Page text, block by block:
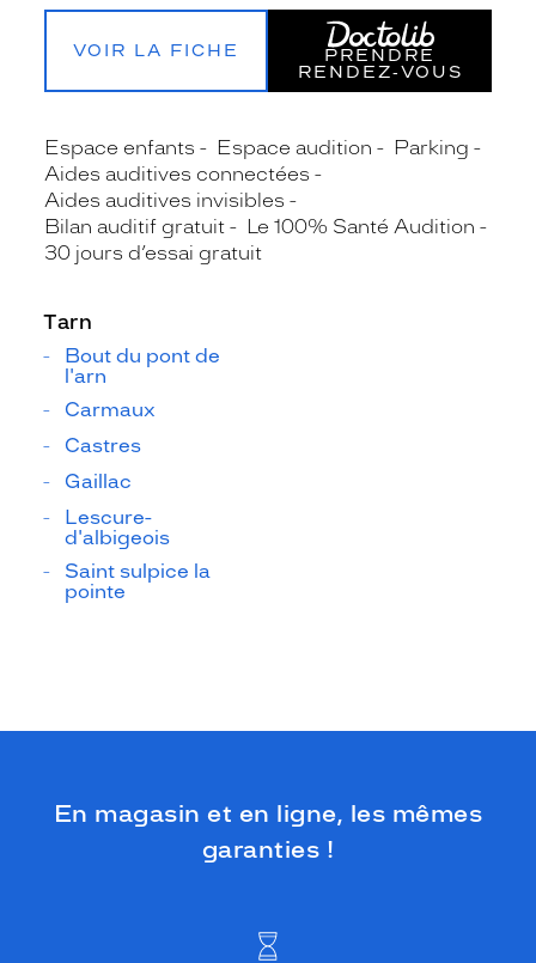
VOIR LA FICHE
PRENDRE
RENDEZ‑VOUS
Espace enfants Espace audition
Parking
Aides auditives connectées
Aides auditives invisibles
Bilan auditif gratuit
Le 100% Santé Audition
30 jours d’essai gratuit
Tarn
Bout du pont de
l'arn
Carmaux
Castres
Gaillac
Lescure-
d'albigeois
Saint sulpice la
pointe
En magasin et en ligne, les mêmes
garanties !